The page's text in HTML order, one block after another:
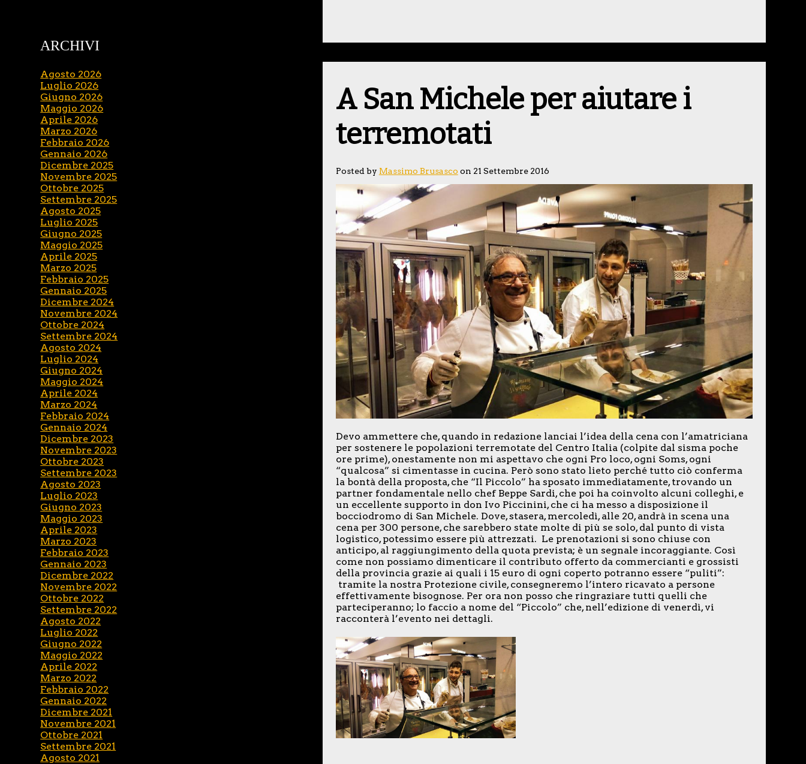
A San Michele per aiutare i
terremotati
Posted by Massimo Brusasco on 21 Settembre 2016
Devo ammettere che, quando in redazione lanciai l’idea della cena con l’amatriciana
per sostenere le popolazioni terremotate del Centro Italia (colpite dal sisma poche
ore prime), onestamente non mi aspettavo che ogni Pro loco, ogni Soms, ogni
“qualcosa” si cimentasse in cucina. Però sono stato lieto perché tutto ciò conferma
la bontà della proposta, che “Il Piccolo” ha sposato immediatamente, trovando un
partner fondamentale nello chef Beppe Sardi, che poi ha coinvolto alcuni colleghi, e
un eccellente supporto in don Ivo Piccinini, che ci ha messo a disposizione il
bocciodromo di San Michele. Dove, stasera, mercoledì, alle 20, andrà in scena una
cena per 300 persone, che sarebbero state molte di più se solo, dal punto di vista
logistico, potessimo essere più attrezzati. Le prenotazioni si sono chiuse con
anticipo, al raggiungimento della quota prevista; è un segnale incoraggiante. Così
come non possiamo dimenticare il contributo offerto da commercianti e grossisti
della provincia grazie ai quali i 15 euro di ogni coperto potranno essere “puliti”:
tramite la nostra Protezione civile, consegneremo l’intero ricavato a persone
effettivamente bisognose. Per ora non posso che ringraziare tutti quelli che
parteciperanno; lo faccio a nome del “Piccolo” che, nell’edizione di venerdì, vi
racconterà l’evento nei dettagli.
ARCHIVI
Agosto 2026
Luglio 2026
Giugno 2026
Maggio 2026
Aprile 2026
Marzo 2026
Febbraio 2026
Gennaio 2026
Dicembre 2025
Novembre 2025
Ottobre 2025
Settembre 2025
Agosto 2025
Luglio 2025
Giugno 2025
Maggio 2025
Aprile 2025
Marzo 2025
Febbraio 2025
Gennaio 2025
Dicembre 2024
Novembre 2024
Ottobre 2024
Settembre 2024
Agosto 2024
Luglio 2024
Giugno 2024
Maggio 2024
Aprile 2024
Marzo 2024
Febbraio 2024
Gennaio 2024
Dicembre 2023
Novembre 2023
Ottobre 2023
Settembre 2023
Agosto 2023
Luglio 2023
Giugno 2023
Maggio 2023
Aprile 2023
Marzo 2023
Febbraio 2023
Gennaio 2023
Dicembre 2022
Novembre 2022
Ottobre 2022
Settembre 2022
Agosto 2022
Luglio 2022
Giugno 2022
Maggio 2022
Aprile 2022
Marzo 2022
Febbraio 2022
Gennaio 2022
Dicembre 2021
Novembre 2021
Ottobre 2021
Settembre 2021
Agosto 2021